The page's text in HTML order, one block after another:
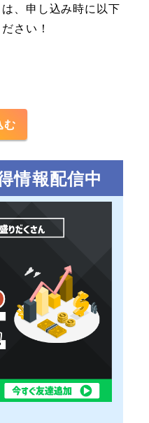
、申し込み時に以下
さい！
む
情報配信中